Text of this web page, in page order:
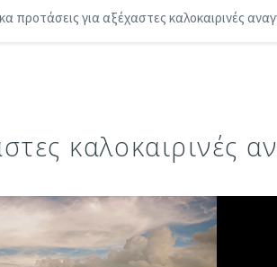
προτάσεις για αξέχαστες καλοκαιρινές
καλοκαιρινές